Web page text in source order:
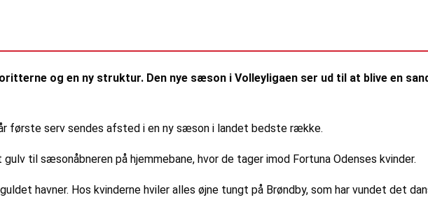
og en ny struktur. Den nye sæson i Volleyligaen ser ud til at blive en
første serv sendes afsted i en ny sæson i landet bedste række.
til sæsonåbneren på hjemmebane, hvor de tager imod Fortuna Odenses kvinder.
havner. Hos kvinderne hviler alles øjne tungt på Brøndby, som har vundet det